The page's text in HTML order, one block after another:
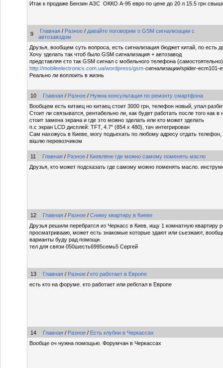
Итак к продаже Бензин АЗС ОККО А-95 евро по цене до 20 л 15.5 грн
9 Главная / Разное / давайте поговорим о GSM сигнализации с
автозаводом
Друзья, вообщем суть вопроса, есть сигнализация бюджет китай, по есть
Хочу зделать так чтоб было GSM сигнализация + автозавод
представляя єто так GSM сигнал с мобильного телефона
http://mobileelectronics.com.ua/wordpress/gsm-сигнализации/spider-ecm101-
Реально ли воплоить в жизнь
10 Главная / Разное / Нужна консультация по ремонту смартфона
Вообщем есть китаец но китаец стоит 3000 грн, телефон новый, упал
Стоит ли связыватся, рентабельно ли, как будет работать после того как в
стоит замена экрана и где это можно зделать или кто может зделать
п.с экран LCD дисплей: TFT, 4.7" (854 x 480), тач интегрирован
Сам нахожусь в Киеве, могу подьехать по любому адресу отдать телефон,
вішлю перевозчиком
11 Главная / Разное / Киевляне где можно самому поменять масло
Друзья, кто может подсказать где самому можно поменять масло.
12 Главная / Разное / Сниму квартиру в Киеве
Друзья решили перебратся из Черкасс в Киев, ищу 1 комнатную квартиру
просматривааю, может есть знакомые которые здают или сьезжают,
варианты буду рад помощи.
тел для связи 050шесть6995семь5 Сергей
13 Главная / Разное / кто работает в Европе
есть кто на форуме. кто работает или реботал в Европе
14 Главная / Разное / Есть клубни в Черкассах
Вообще оч нужна помощью. Форумчан в Черкассах